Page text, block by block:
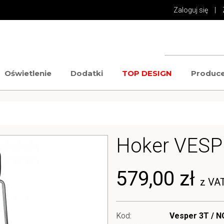
Zaloguj się
Oświetlenie Dodatki TOP DESIGN
Hoker
579,00 zł z
Kod:
Vesper 3T /